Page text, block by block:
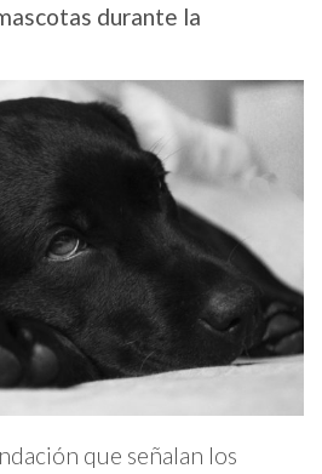
durante la
que señalan los